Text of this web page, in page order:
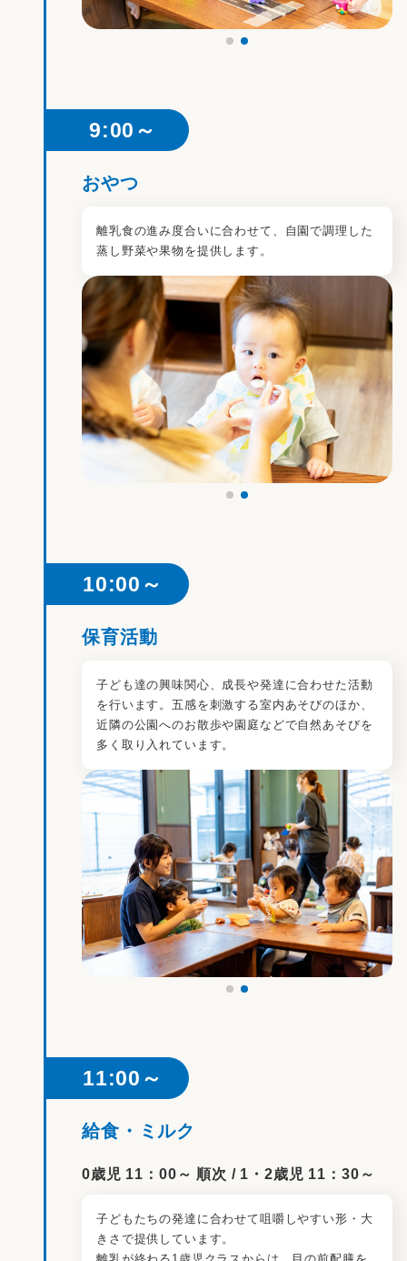
9:00～
おやつ
離乳食の進み度合いに合わせて、自園で調理した
蒸し野菜や果物を提供します。
10:00～
保育活動
子ども達の興味関心、成長や発達に合わせた活動
を行います。五感を刺激する室内あそびのほか、
近隣の公園へのお散歩や園庭などで自然あそびを
多く取り入れています。
11:00～
給食・ミルク
0歳児 11：00～ 順次 / 1・2歳児 11：30～
子どもたちの発達に合わせて咀嚼しやすい形・大
きさで提供しています。